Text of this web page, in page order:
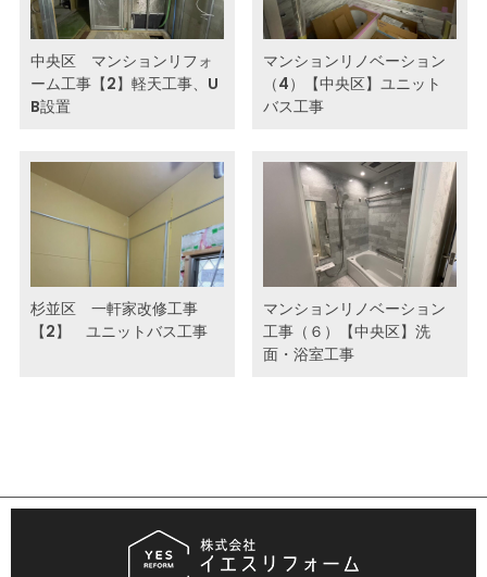
中央区 マンションリフォ
ーム工事【2】軽天工事、U
B設置
マンションリノベーション
（4）【中央区】ユニット
バス工事
杉並区 一軒家改修工事
【2】 ユニットバス工事
マンションリノベーション
工事（６）【中央区】洗
面・浴室工事